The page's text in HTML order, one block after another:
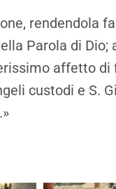
rendendola
Parola di Dio;
affetto di
custodi e S.